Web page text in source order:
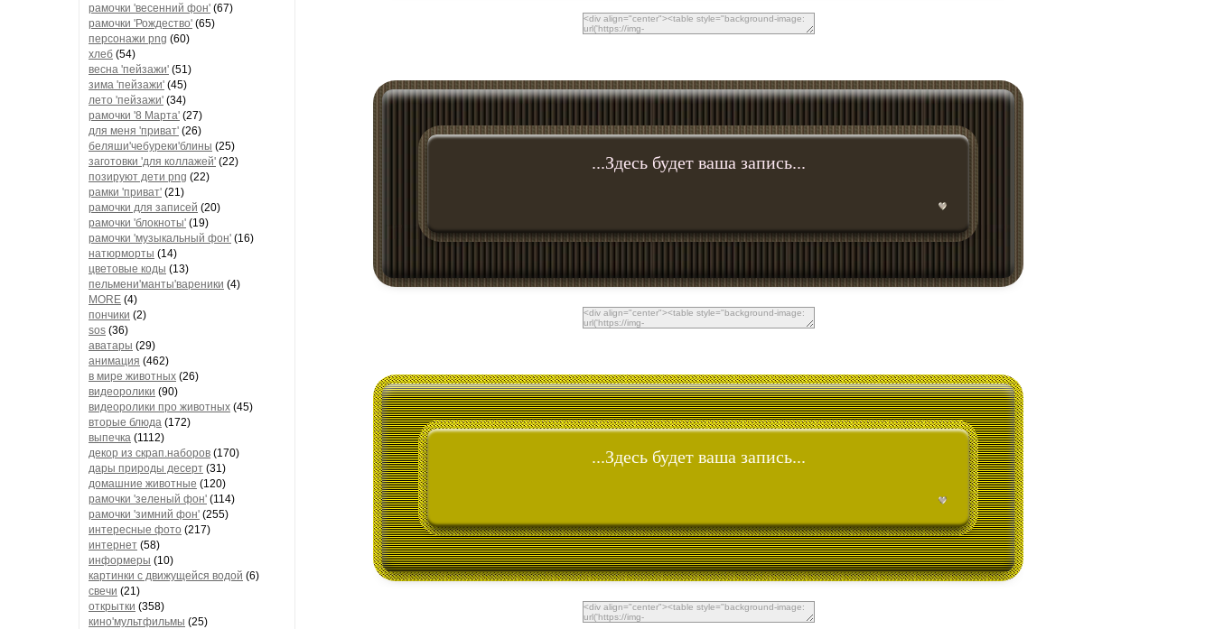
рамочки 'весенний фон' (67)
рамочки 'Рождество' (65)
персонажи png (60)
хлеб (54)
весна 'пейзажи' (51)
зима 'пейзажи' (45)
лето 'пейзажи' (34)
рамочки '8 Марта' (27)
для меня 'приват' (26)
беляши'чебуреки'блины (25)
заготовки 'для коллажей' (22)
позируют дети png (22)
рамки 'приват' (21)
рамочки для записей (20)
рамочки 'блокноты' (19)
рамочки 'музыкальный фон' (16)
натюрморты (14)
цветовые коды (13)
пельмени'манты'вареники (4)
MORE (4)
пончики (2)
sos (36)
аватары (29)
анимация (462)
в мире животных (26)
видеоролики (90)
видеоролики про животных (45)
вторые блюда (172)
выпечка (1112)
декор из скрап.наборов (170)
дары природы десерт (31)
домашние животные (120)
рамочки 'зеленый фон' (114)
рамочки 'зимний фон' (255)
интересные фото (217)
интернет (58)
информеры (10)
картинки с движущейся водой (6)
свечи (21)
открытки (358)
кино'мультфильмы (25)
...Здесь будет ваша запись...
...Здесь будет ваша запись...